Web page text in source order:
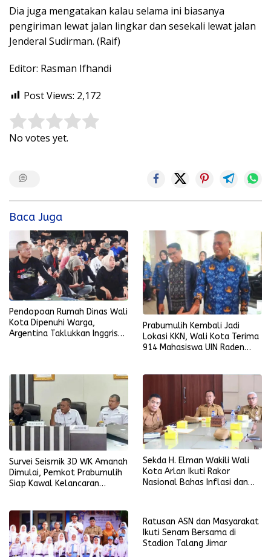
Dia juga mengatakan kalau selama ini biasanya
pengiriman lewat jalan lingkar dan sesekali lewat jalan
Jenderal Sudirman. (Raif)
Editor: Rasman Ifhandi
Post Views: 2,172
Rate this item:
No votes yet.
Baca Juga
Pendopoan Rumah Dinas Wali
Kota Dipenuhi Warga,
Argentina Taklukkan Inggris
Prabumulih Kembali Jadi
Lokasi KKN, Wali Kota Terima
914 Mahasiswa UIN Raden
Survei Seismik 3D WK Amanah
Dimulai, Pemkot Prabumulih
Siap Kawal Kelancaran
Sekda H. Elman Wakili Wali
Kota Arlan Ikuti Rakor
Nasional Bahas Inflasi dan
Ratusan ASN dan Masyarakat
Ikuti Senam Bersama di
Stadion Talang Jimar